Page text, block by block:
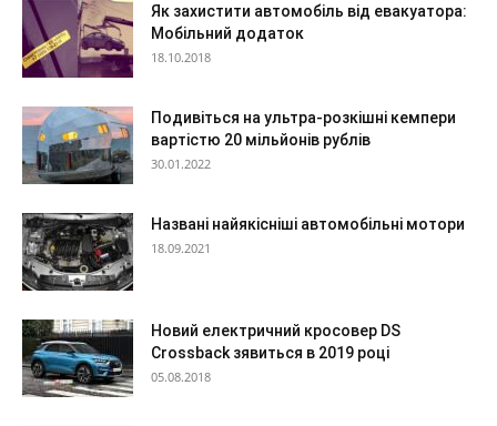
Як захистити автомобіль від евакуатора:
Мобільний додаток
18.10.2018
Подивіться на ультра-розкішні кемпери
вартістю 20 мільйонів рублів
30.01.2022
Названі найякісніші автомобільні мотори
18.09.2021
Новий електричний кросовер DS
Crossback зявиться в 2019 році
05.08.2018